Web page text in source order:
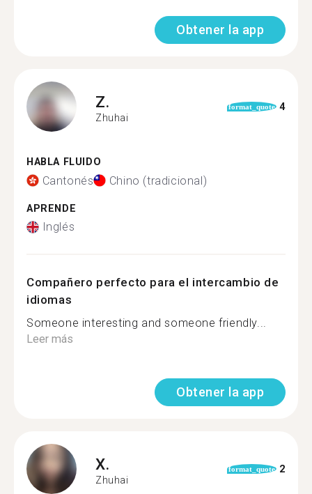
Obtener la app
Z.
Zhuhai
format_quote 4
HABLA FLUIDO
Cantonés Chino (tradicional)
APRENDE
Inglés
Compañero perfecto para el intercambio de
idiomas
Someone interesting and someone friendly...
Leer más
Obtener la app
X.
Zhuhai
format_quote 2